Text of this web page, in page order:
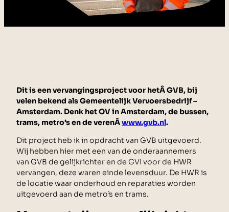
Dit is een vervangingsproject voor hetÂ GVB, bij
velen bekend als Gemeentelijk Vervoersbedrijf –
Amsterdam. Denk het OV in Amsterdam, de bussen,
trams, metro’s en de verenÂwww.gvb.nl.
Dit project heb ik in opdracht van GVB uitgevoerd.
Wij hebben hier met een van de onderaannemers
van GVB de gelijkrichter en de GVI voor de HWR
vervangen, deze waren einde levensduur. De HWR is
de locatie waar onderhoud en reparaties worden
uitgevoerd aan de metro’s en trams.